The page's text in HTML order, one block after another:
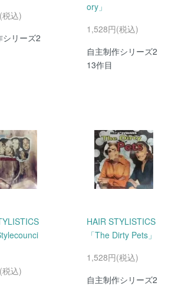
込)
シリーズ2
ory」
1,528円(税込)
自主制作シリーズ2
13作目
込)
HAIR STYLISTICS
「The Dirty Pets」
1,528円(税込)
自主制作シリーズ2